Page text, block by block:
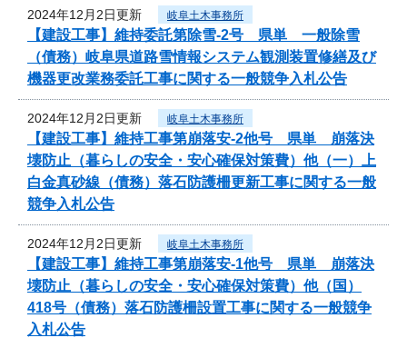
2024年12月2日更新 岐阜土木事務所
【建設工事】維持委託第除雪-2号 県単 一般除雪
（債務）岐阜県道路雪情報システム観測装置修繕及び
機器更改業務委託工事に関する一般競争入札公告
2024年12月2日更新 岐阜土木事務所
【建設工事】維持工事第崩落安-2他号 県単 崩落決
壊防止（暮らしの安全・安心確保対策費）他（一）上
白金真砂線（債務）落石防護柵更新工事に関する一般
競争入札公告
2024年12月2日更新 岐阜土木事務所
【建設工事】維持工事第崩落安-1他号 県単 崩落決
壊防止（暮らしの安全・安心確保対策費）他（国）
418号（債務）落石防護柵設置工事に関する一般競争
入札公告